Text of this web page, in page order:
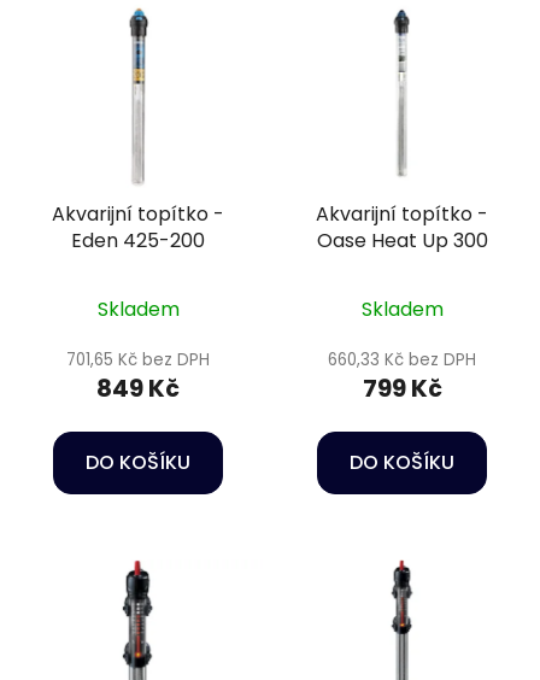
Akvarijní topítko -
Eden 425-200
Skladem
701,65 Kč bez DPH
849 Kč
DO KOŠÍKU
Akvarijní topítko -
Oase Heat Up 300
Skladem
660,33 Kč bez DPH
799 Kč
DO KOŠÍKU